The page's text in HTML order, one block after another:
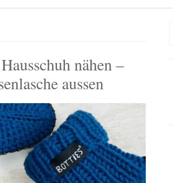
nähen –
aussen